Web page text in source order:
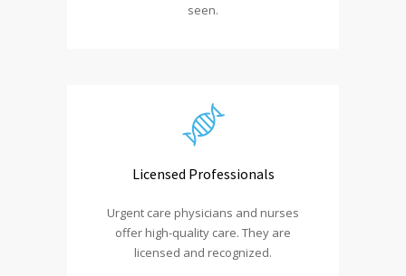
seen.
Licensed Professionals
Urgent care physicians and nurses
offer high-quality care. They are
licensed and recognized.